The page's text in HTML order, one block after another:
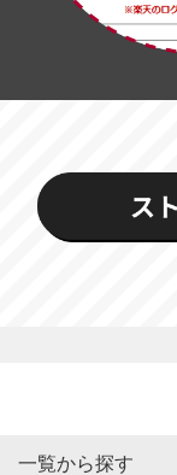
一覧から探す